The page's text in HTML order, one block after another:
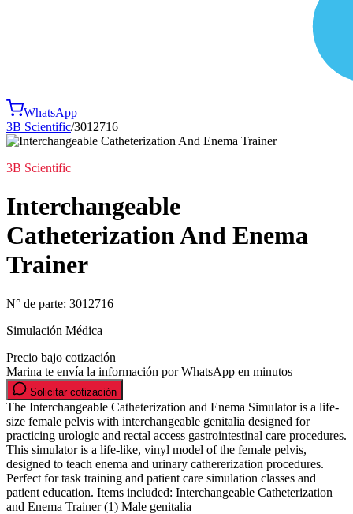
WhatsApp
3B Scientific/3012716
3B Scientific
Interchangeable
Catheterization And Enema
Trainer
N° de parte: 3012716
Simulación Médica
Precio bajo cotización
Marina te envía la información por WhatsApp en minutos
Solicitar cotización
The Interchangeable Catheterization and Enema Simulator is a life-
size female pelvis with interchangeable genitalia designed for
practicing urologic and rectal access gastrointestinal care procedures.
This simulator is a life-like, vinyl model of the female pelvis,
designed to teach enema and urinary cathererization procedures.
Perfect for task training and patient care simulation classes and
patient education. Items included: Interchangeable Catheterization
and Enema Trainer (1) Male genitalia